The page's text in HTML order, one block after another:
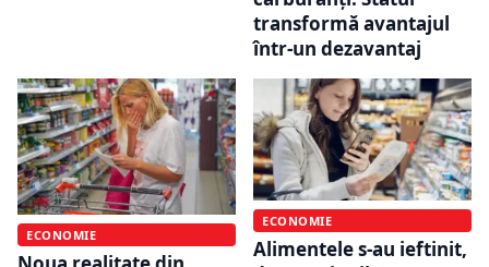
transformă avantajul
într-un dezavantaj
ECONOMIE
ECONOMIE
Alimentele s-au ieftinit,